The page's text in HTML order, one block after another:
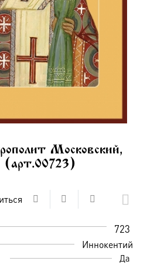
Московский,
(арт.00723)
723
Иннокентий
Да